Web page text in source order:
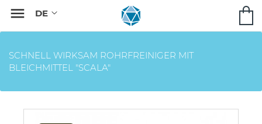

SCHNELL WIRKSAM ROHRFREINIGER MIT
BLEICHMITTEL "SCALA"